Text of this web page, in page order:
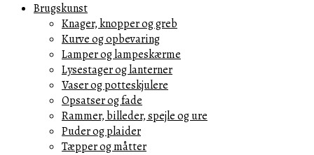
Brugskunst
Knager, knopper og greb
Kurve og opbevaring
Lamper og lampeskærme
Lysestager og lanterner
Vaser og potteskjulere
Opsatser og fade
Rammer, billeder, spejle og ure
Puder og plaider
Tæpper og måtter